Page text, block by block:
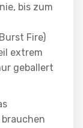
bis zum
Fire)
extrem
geballert